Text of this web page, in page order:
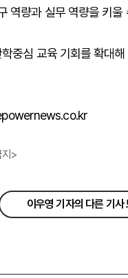
역량과 실무 역량을 키
중심 교육 기회를 확대
>
이우영 기자의 다른 기사